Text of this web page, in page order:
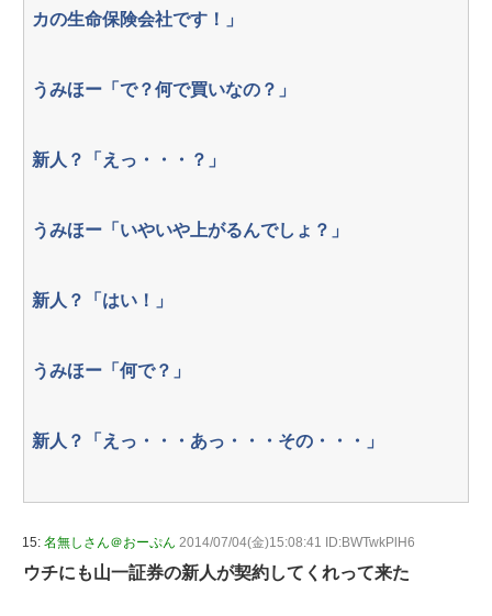
カの生命保険会社です！」
うみほー「で？何で買いなの？」
新人？「えっ・・・？」
うみほー「いやいや上がるんでしょ？」
新人？「はい！」
うみほー「何で？」
新人？「えっ・・・あっ・・・その・・・」
15: 名無しさん＠おーぷん 2014/07/04(金)15:08:41 ID:BWTwkPlH6
ウチにも山一証券の新人が契約してくれって来た